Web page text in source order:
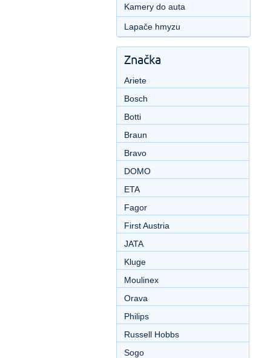
Kamery do auta
Lapače hmyzu
Značka
Ariete
Bosch
Botti
Braun
Bravo
DOMO
ETA
Fagor
First Austria
JATA
Kluge
Moulinex
Orava
Philips
Russell Hobbs
Sogo